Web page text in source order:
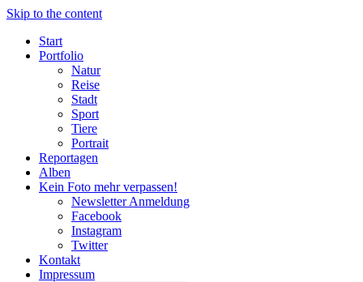
Skip to the content
Start
Portfolio
Natur
Reise
Stadt
Sport
Tiere
Portrait
Reportagen
Alben
Kein Foto mehr verpassen!
Newsletter Anmeldung
Facebook
Instagram
Twitter
Kontakt
Impressum